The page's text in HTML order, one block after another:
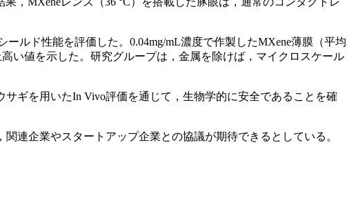
ルド性能を評価した。0.04mg/mL濃度で作製したMXene薄膜（平均
い値を示した。研究グループは，金属を除けば，マイクロスケール
ギを用いたIn Vivo評価を通じて，生物学的に安全であることを確
連企業やスタートアップ企業との協議が期待できるとしている。